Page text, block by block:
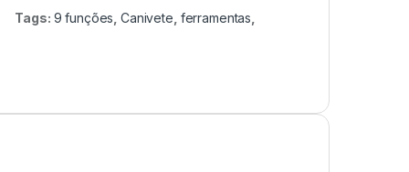
Tags: 9 funções ,Canivete ferramentas